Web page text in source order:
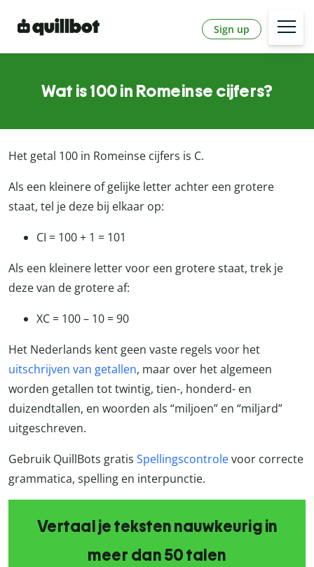
Sign up
Wat is 100 in Romeinse cijfers?
Het getal 100 in Romeinse cijfers is C.
Als een kleinere of gelijke letter achter een grotere
staat, tel je deze bij elkaar op:
CI = 100 + 1 = 101
Als een kleinere letter voor een grotere staat, trek je
deze van de grotere af:
XC = 100 – 10 = 90
Het Nederlands kent geen vaste regels voor het
uitschrijven van getallen, maar over het algemeen
worden getallen tot twintig, tien-, honderd- en
duizendtallen, en woorden als “miljoen” en “miljard”
uitgeschreven.
Gebruik QuillBots gratis Spellingscontrolevoor correcte
grammatica, spelling en interpunctie.
Vertaal je teksten nauwkeurig in
meer dan 50 talen